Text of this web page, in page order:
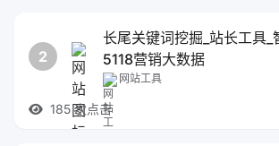
2
长尾关键词挖掘_站长工具_
5118营销大数据
网站工具
185 次点击